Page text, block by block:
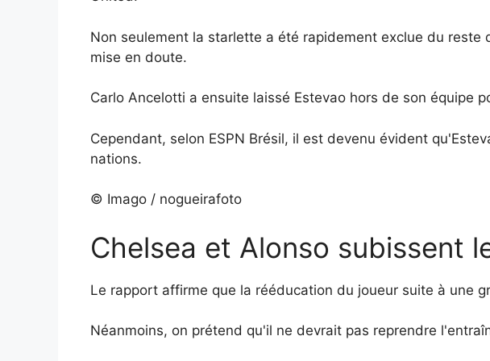
Non seulement la starlette a été rapidement exclue du
mise en doute.
Carlo Ancelotti a ensuite laissé Estevao hors de son équipe
Cependant, selon ESPN Brésil, il est devenu évident
nations.
© Imago / nogueirafoto
Chelsea et Alonso subissent
Le rapport affirme que la rééducation du joueur suite à une
Néanmoins, on prétend qu'il ne devrait pas reprendre